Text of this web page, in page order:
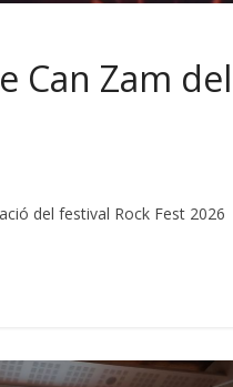
Can Zam del
del festival Rock Fest 2026